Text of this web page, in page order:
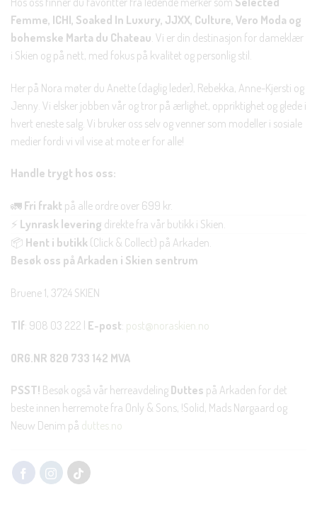
Femme, ICHI, Soaked In Luxury, JJXX, Culture, Vero Moda og
bohemske Marta du Chateau . Vi er din destinasjon for dameklær
i Skien og på nett, med fokus på kvalitet og personlig stil.
Her på Nora møter du Anette (daglig leder), Rebekka, Anne-Kjersti og
Jenny. Vi elsker jobben vår og tror på ærlighet, oppriktighet og glede i
hvert eneste salg. Vi bruker oss selv og venner som modeller i sosiale
medier fordi vi vil vise at mote er for alle!
Handle trygt hos oss:
🚛 Fri frakt på alle ordre over 699 kr.
⚡ Lynrask levering direkte fra vår butikk i Skien.
📦 Hent i butikk (Click & Collect) på Arkaden.
Besøk oss på Arkaden i Skien sentrum
Bruene 1, 3724 SKIEN
Tlf: 908 03 222 | E-post: post@noraskien.no
ORG.NR 820 733 142 MVA
PSST! Besøk også vår herreavdeling Duttes på Arkaden for det
beste innen herremote fra Only & Sons, !Solid, Mads Nørgaard og
Neuw Denim på duttes.no